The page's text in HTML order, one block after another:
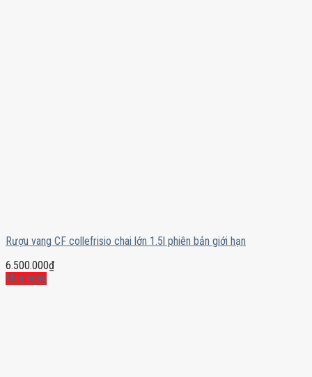
Rượu vang CF collefrisio chai lớn 1.5l phiên bản giới hạn
6.500.000₫
Mua ngay